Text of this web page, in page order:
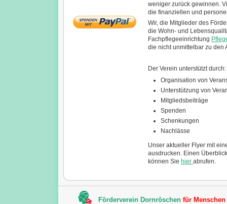
weniger zurück gewinnen.
die finanziellen und
Wir, die Mitglieder des
die Wohn- und
Fachpflegeeinrichtung
die nicht unmittelbar zu den
Der Verein unterstützt durch:
Organisation von
Unterstützung von
Mitgliedsbeiträge
Spenden
Schenkungen
Nachlässe
Unser aktueller Flyer mit
ausdrucken. Einen
können Sie hierabrufen.
Förderverein Dornröschen für